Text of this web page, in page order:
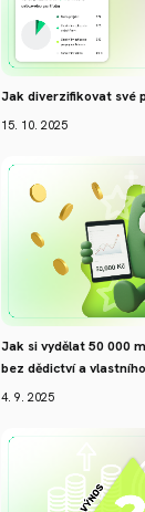
Jak diverzifikovat své
15. 10. 2025
Jak si vydělat 50 000
bez dědictví a
4. 9. 2025